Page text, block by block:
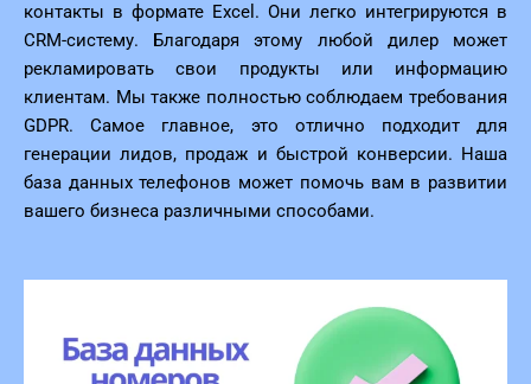
контакты в формате Excel. Они легко интегрируются в
CRM-систему. Благодаря этому любой дилер может
рекламировать свои продукты или информацию
клиентам. Мы также полностью соблюдаем требования
GDPR. Самое главное, это отлично подходит для
генерации лидов, продаж и быстрой конверсии. Наша
база данных телефонов может помочь вам в развитии
вашего бизнеса различными способами.